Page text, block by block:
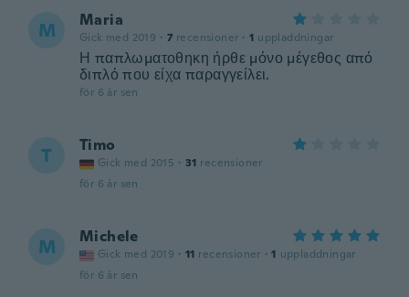
M Maria
Gick med 2019 · 7 recensioner · 1 uppladdningar
Η παπλωματοθηκη ήρθε μόνο μέγεθος από
διπλό που είχα παραγγείλει.
för 6 år sen
T Timo
Gick med 2015 · 31 recensioner
för 6 år sen
M Michele
Gick med 2019 · 11 recensioner · 1 uppladdningar
för 6 år sen